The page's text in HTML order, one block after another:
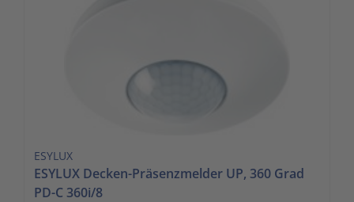
ESYLUX
ESYLUX Decken-Präsenzmelder UP, 360 Grad
PD-C 360i/8